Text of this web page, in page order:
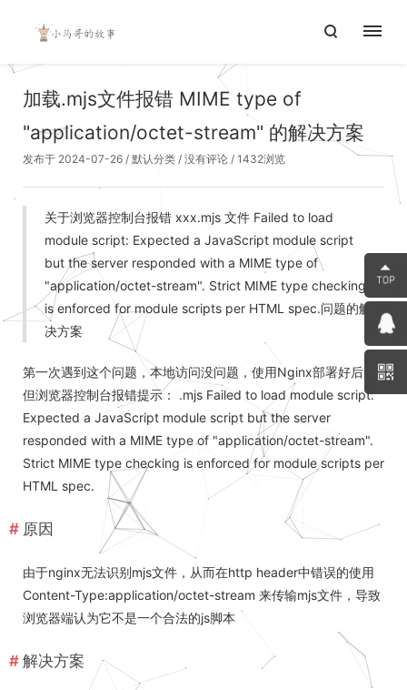
加载.mjs文件报错 MIME type of
"application/octet-stream" 的解决方案
发布于 2024-07-26 / 默认分类 / 没有评论 / 1432浏览
关于浏览器控制台报错 xxx.mjs 文件 Failed to load
module script: Expected a JavaScript module script
but the server responded with a MIME type of
"application/octet-stream". Strict MIME type checking
is enforced for module scripts per HTML spec.问题的解
决方案
第一次遇到这个问题，本地访问没问题，使用Nginx部署好后，
但浏览器控制台报错提示： .mjs Failed to load module script:
Expected a JavaScript module script but the server
responded with a MIME type of "application/octet-stream".
Strict MIME type checking is enforced for module scripts per
HTML spec.
原因
由于nginx无法识别mjs文件，从而在http header中错误的使用
Content-Type:application/octet-stream 来传输mjs文件，导致
浏览器端认为它不是一个合法的js脚本
解决方案